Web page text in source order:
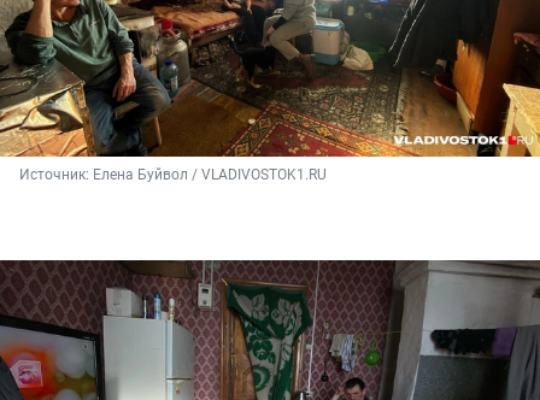
Источник: Елена Буйвол / VLADIVOSTOK1.RU